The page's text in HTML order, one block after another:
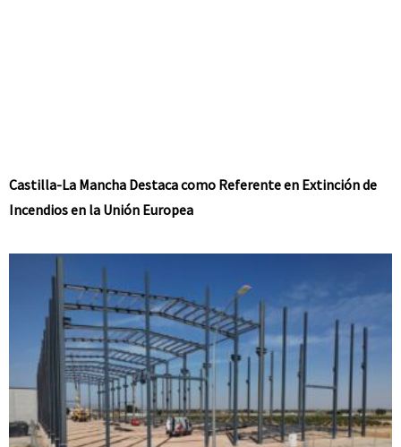
Castilla-La Mancha Destaca como Referente en Extinción de
Incendios en la Unión Europea